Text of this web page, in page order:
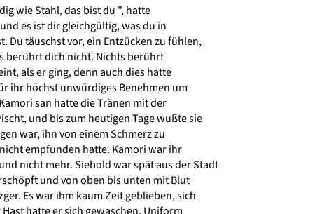
wie Stahl, das bist du ", hatte
es ist dir gleichgültig, was du in
Du täuschst vor, ein Entzücken zu fühlen,
berührt dich nicht. Nichts berührt
als er ging, denn auch dies hatte
ihr höchst unwürdiges Benehmen um
san hatte die Tränen mit der
und bis zum heutigen Tage wußte sie
war, ihn von einem Schmerz zu
empfunden hatte. Kamori war ihr
nicht mehr. Siebold war spät aus der Stadt
und von oben bis unten mit Blut
Es war ihm kaum Zeit geblieben, sich